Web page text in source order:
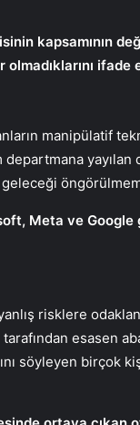
kapsamının
ifade
manipülatif
departmana
Meta ve
risklere
esasen
söyleyen birçok